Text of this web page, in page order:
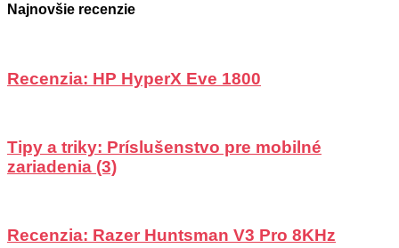
Najnovšie recenzie
Recenzia: HP HyperX Eve 1800
Tipy a triky: Príslušenstvo pre mobilné
zariadenia (3)
Recenzia: Razer Huntsman V3 Pro 8KHz